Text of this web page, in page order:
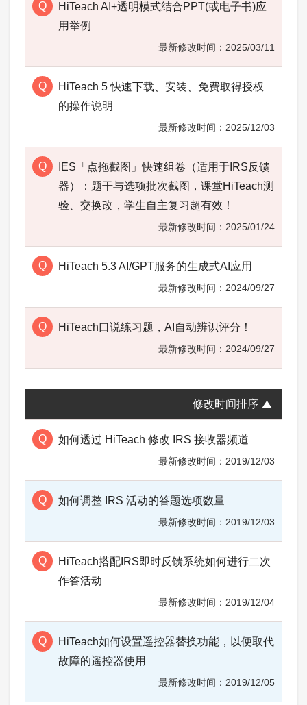
HiTeach AI+透明模式结合PPT(或电子书)应
用举例
2025/03/11
HiTeach 5 快速下载、安装、免费取得授权
的操作说明
2025/12/03
IES「点拖截图」快速组卷（适用于IRS反馈
器）：题干与选项批次截图，课堂HiTeach测
验、交换改，学生自主复习超有效！
2025/01/24
HiTeach 5.3 AI/GPT服务的生成式AI应用
2024/09/27
HiTeach口说练习题，AI自动辨识评分！
2024/09/27
修改时间排序
如何透过 HiTeach 修改 IRS 接收器频道
2019/12/03
如何调整 IRS 活动的答题选项数量
2019/12/03
HiTeach搭配IRS即时反馈系统如何进行二次
作答活动
2019/12/04
HiTeach如何设置遥控器替换功能，以便取代
故障的遥控器使用
2019/12/05